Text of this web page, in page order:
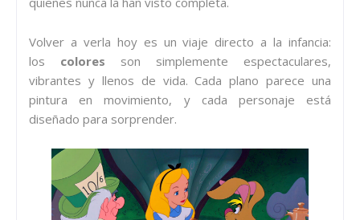
Volver a verla hoy es un viaje directo a la infancia:
los colores son simplemente espectaculares,
vibrantes y llenos de vida. Cada plano parece una
pintura en movimiento, y cada personaje está
diseñado para sorprender.